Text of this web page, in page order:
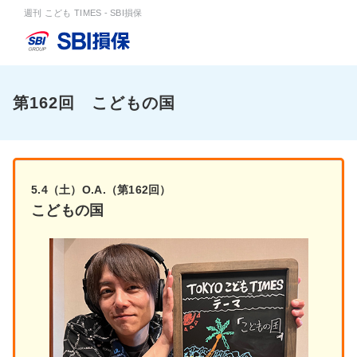
週刊 こども TIMES - SBI損保
第162回 こどもの国
5.4（土）O.A.（第162回）
こどもの国